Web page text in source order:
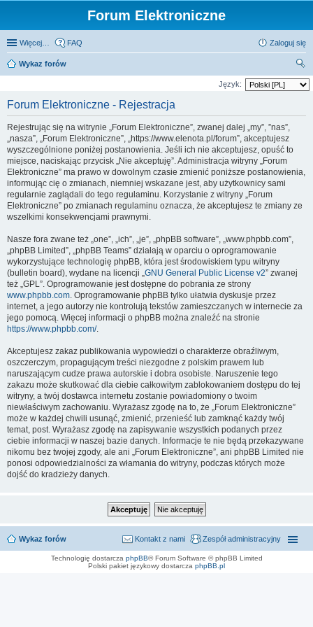
Forum Elektroniczne
Więcej… FAQ Zaloguj się
Wykaz forów
zu
Język:
Forum Elektroniczne - Rejestracja
Rejestrując się na witrynie „Forum Elektroniczne”, zwanej dalej „my”, ”nas”,
„nasza”, „Forum Elektroniczne”, „https://www.elenota.pl/forum”, akceptujesz
wyszczególnione poniżej postanowienia. Jeśli ich nie akceptujesz, opuść to
miejsce, naciskając przycisk „Nie akceptuję”. Administracja witryny „Forum
Elektroniczne” ma prawo w dowolnym czasie zmienić poniższe postanowienia,
informując cię o zmianach, niemniej wskazane jest, aby użytkownicy sami
regularnie zaglądali do tego regulaminu. Korzystanie z witryny „Forum
Elektroniczne” po zmianach regulaminu oznacza, że akceptujesz te zmiany ze
wszelkimi konsekwencjami prawnymi.
Nasze fora zwane też „one”, „ich”, „je”, „phpBB software”, „www.phpbb.com”,
„phpBB Limited”, „phpBB Teams” działają w oparciu o oprogramowanie
wykorzystujące technologię phpBB, która jest środowiskiem typu witryny
(bulletin board), wydane na licencji „GNU General Public License v2” zwanej
też „GPL”. Oprogramowanie jest dostępne do pobrania ze strony
www.phpbb.com. Oprogramowanie phpBB tylko ułatwia dyskusje przez
internet, a jego autorzy nie kontrolują tekstów zamieszczanych w internecie za
jego pomocą. Więcej informacji o phpBB można znaleźć na stronie
https://www.phpbb.com/.
Akceptujesz zakaz publikowania wypowiedzi o charakterze obraźliwym,
oszczerczym, propagującym treści niezgodne z polskim prawem lub
naruszającym cudze prawa autorskie i dobra osobiste. Naruszenie tego
zakazu może skutkować dla ciebie całkowitym zablokowaniem dostępu do tej
witryny, a twój dostawca internetu zostanie powiadomiony o twoim
niewłaściwym zachowaniu. Wyrażasz zgodę na to, że „Forum Elektroniczne”
może w każdej chwili usunąć, zmienić, przenieść lub zamknąć każdy twój
temat, post. Wyrażasz zgodę na zapisywanie wszystkich podanych przez
ciebie informacji w naszej bazie danych. Informacje te nie będą przekazywane
nikomu bez twojej zgody, ale ani „Forum Elektroniczne”, ani phpBB Limited nie
ponosi odpowiedzialności za włamania do witryny, podczas których może
dojść do kradzieży danych.
Wykaz forów Zespół administracyjny
Kontakt z nami
Technologię dostarcza phpBB® Forum Software © phpBB Limited
Polski pakiet językowy dostarcza phpBB.pl